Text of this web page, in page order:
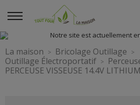
La maison
Bricolage Outillage
Outillage Électroportatif
PERCEUSE VISSEUSE 14.4V